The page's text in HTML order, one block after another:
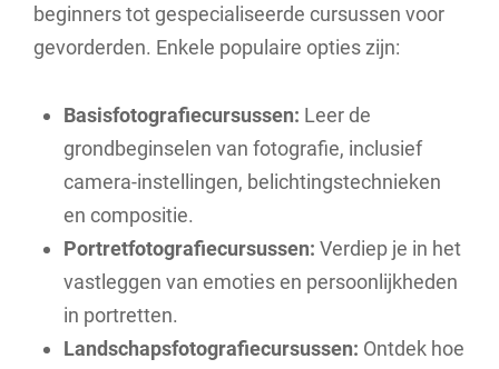
beginners tot gespecialiseerde cursussen voor
gevorderden. Enkele populaire opties zijn:
Basisfotografiecursussen: Leer de
grondbeginselen van fotografie, inclusief
camera-instellingen, belichtingstechnieken
en compositie.
Portretfotografiecursussen: Verdiep je in het
vastleggen van emoties en persoonlijkheden
in portretten.
Landschapsfotografiecursussen: Ontdek hoe